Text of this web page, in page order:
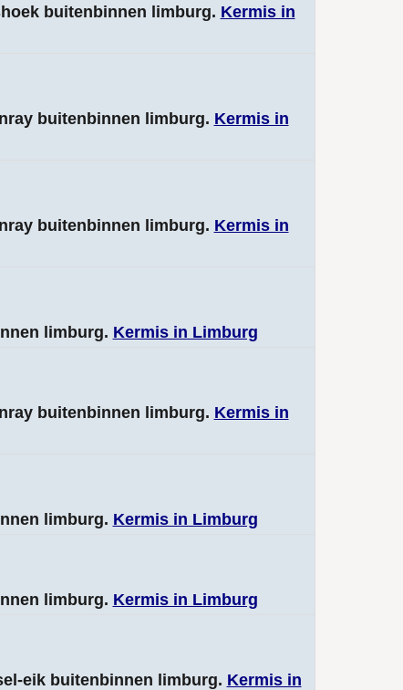
buitenbinnen limburg. Kermis in
buitenbinnen limburg. Kermis in
buitenbinnen limburg. Kermis in
limburg. Kermis in Limburg
buitenbinnen limburg. Kermis in
limburg. Kermis in Limburg
limburg. Kermis in Limburg
eik buitenbinnen limburg. Kermis in